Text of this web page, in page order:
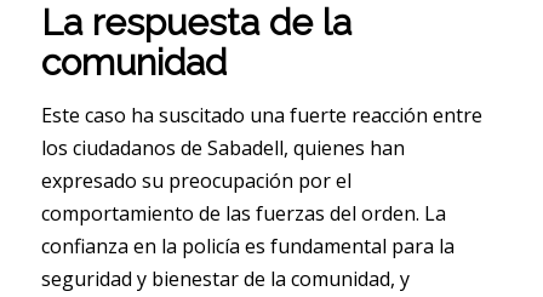
La respuesta de la
comunidad
Este caso ha suscitado una fuerte reacción entre
los ciudadanos de Sabadell, quienes han
expresado su preocupación por el
comportamiento de las fuerzas del orden. La
confianza en la policía es fundamental para la
seguridad y bienestar de la comunidad, y